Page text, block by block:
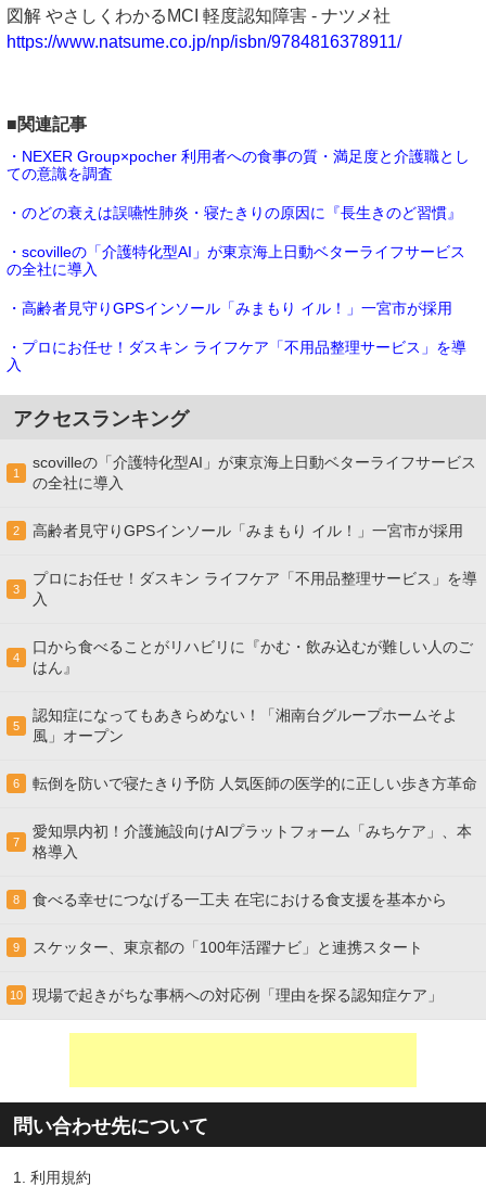
図解 やさしくわかるMCI 軽度認知障害 - ナツメ社
https://www.natsume.co.jp/np/isbn/9784816378911/
■関連記事
・NEXER Group×pocher 利用者への食事の質・満足度と介護職とし
ての意識を調査
・のどの衰えは誤嚥性肺炎・寝たきりの原因に『長生きのど習慣』
・scovilleの「介護特化型AI」が東京海上日動ベターライフサービス
の全社に導入
・高齢者見守りGPSインソール「みまもり イル！」一宮市が採用
・プロにお任せ！ダスキン ライフケア「不用品整理サービス」を導
入
アクセスランキング
1
scovilleの「介護特化型AI」が東京海上日動ベターライフサービス
の全社に導入
2 高齢者見守りGPSインソール「みまもり イル！」一宮市が採用
3
プロにお任せ！ダスキン ライフケア「不用品整理サービス」を導
入
4
口から食べることがリハビリに『かむ・飲み込むが難しい人のご
はん』
5
認知症になってもあきらめない！「湘南台グループホームそよ
風」オープン
6 転倒を防いで寝たきり予防 人気医師の医学的に正しい歩き方革命
7
愛知県内初！介護施設向けAIプラットフォーム「みちケア」、本
格導入
8 食べる幸せにつなげる一工夫 在宅における食支援を基本から
9 スケッター、東京都の「100年活躍ナビ」と連携スタート
10 現場で起きがちな事柄への対応例「理由を探る認知症ケア」
問い合わせ先について
1. 利用規約